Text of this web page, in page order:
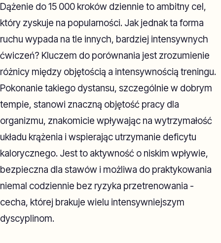
Dążenie do 15 000 kroków dziennie to ambitny cel,
który zyskuje na popularności. Jak jednak ta forma
ruchu wypada na tle innych, bardziej intensywnych
ćwiczeń? Kluczem do porównania jest zrozumienie
różnicy między objętością a intensywnością treningu.
Pokonanie takiego dystansu, szczególnie w dobrym
tempie, stanowi znaczną objętość pracy dla
organizmu, znakomicie wpływając na wytrzymałość
układu krążenia i wspierając utrzymanie deficytu
kalorycznego. Jest to aktywność o niskim wpływie,
bezpieczna dla stawów i możliwa do praktykowania
niemal codziennie bez ryzyka przetrenowania -
cecha, której brakuje wielu intensywniejszym
dyscyplinom.